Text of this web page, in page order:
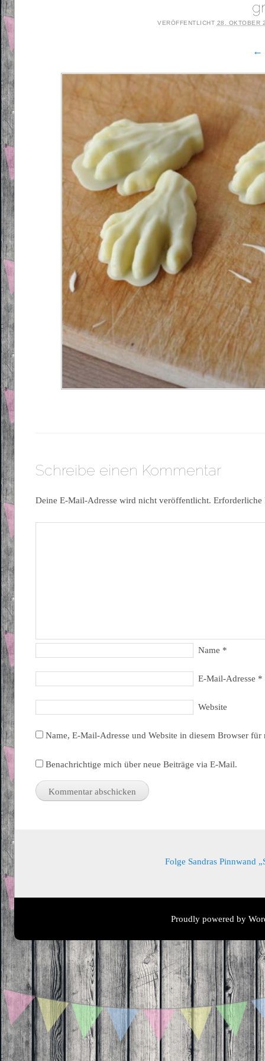
VERÖFFENTLICHT 28. OKTOBER
←
Schreibe einen Kommentar
Deine E-Mail-Adresse wird nicht veröffentlicht.
Name *
E-Mail-Adresse *
Website
Name, E-Mail-Adresse und Website in diesem Browser
Benachrichtige mich über neue Beiträge via E-Mail.
Folge Sandras Pinnwand
Proudly powered by